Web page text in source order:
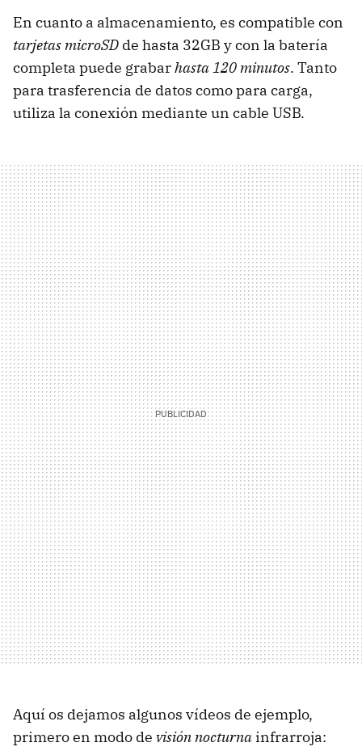
En cuanto a almacenamiento, es compatible con
tarjetas microSD de hasta 32GB y con la batería
completa puede grabarhasta 120 minutos. Tanto
para trasferencia de datos como para carga,
utiliza la conexión mediante un cable USB.
Aquí os dejamos algunos vídeos de ejemplo,
primero en modo de visión nocturna infrarroja: